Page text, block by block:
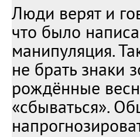
Люди верят и
что было
манипуляция.
не брать знаки
рождённые
«сбываться».